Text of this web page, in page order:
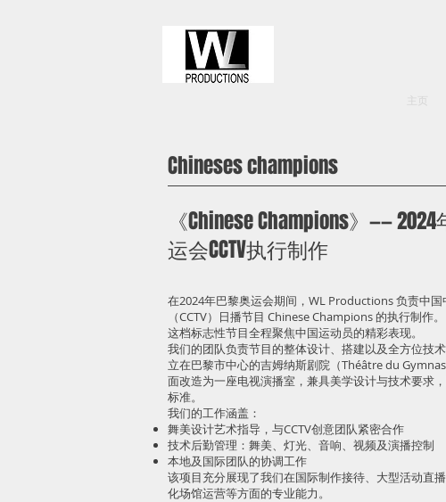
主页
Chineses champions
《Chinese Champions》——
运会CCTV执行制作
在2024年巴黎奥运会期间，WL Productions 负责中国
（CCTV）日播节目 Chinese Champions 的执行制作。
这档标志性节目全程聚焦中国运动员的精彩表现。
我们的团队负责节目的整体设计、搭建以及全方位技
立在巴黎市中心的吉姆纳斯剧院（Théâtre du
面改造为一座电视演播室，兼具美学设计与技术要求
标准。
我们的工作涵盖：
舞美设计艺术指导，与CCTV创意团队紧密合作
技术后勤管理：舞美、灯光、音响、视频及演播控制
本地及国际团队的协调工作
该项目充分展现了我们在国际制作接待、大型活动直
化场馆运营等方面的专业能力。